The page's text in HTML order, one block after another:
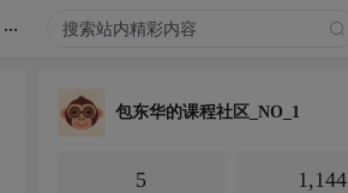
...
包东华的课程社区_NO_1
5 1,144